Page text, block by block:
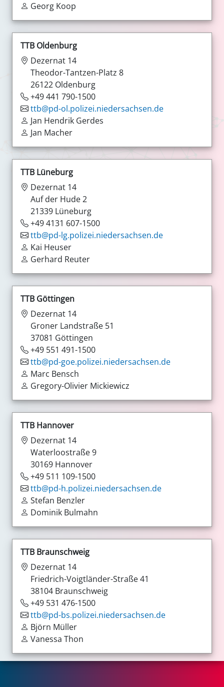
Georg Koop
TTB Oldenburg
Dezernat 14
Theodor-Tantzen-Platz 8
26122 Oldenburg
+49 441 790-1500
ttb@pd-ol.polizei.niedersachsen.de
Jan Hendrik Gerdes
Jan Macher
TTB Lüneburg
Dezernat 14
Auf der Hude 2
21339 Lüneburg
+49 4131 607-1500
ttb@pd-lg.polizei.niedersachsen.de
Kai Heuser
Gerhard Reuter
TTB Göttingen
Dezernat 14
Groner Landstraße 51
37081 Göttingen
+49 551 491-1500
ttb@pd-goe.polizei.niedersachsen.de
Marc Bensch
Gregory-Olivier Mickiewicz
TTB Hannover
Dezernat 14
Waterloostraße 9
30169 Hannover
+49 511 109-1500
ttb@pd-h.polizei.niedersachsen.de
Stefan Benzler
Dominik Bulmahn
TTB Braunschweig
Dezernat 14
Friedrich-Voigtländer-Straße 41
38104 Braunschweig
+49 531 476-1500
ttb@pd-bs.polizei.niedersachsen.de
Björn Müller
Vanessa Thon